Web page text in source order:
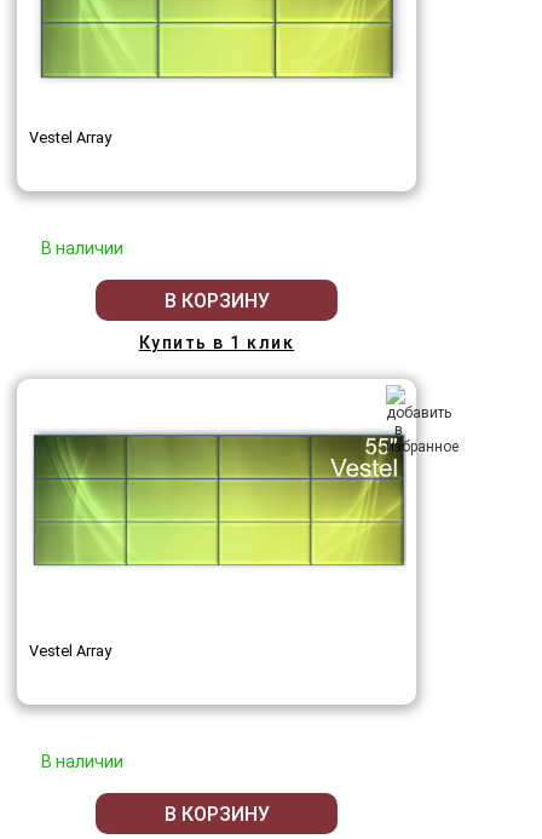
Vestel Array
В наличии
В КОРЗИНУ
Купить в 1 клик
Vestel Array
В наличии
В КОРЗИНУ